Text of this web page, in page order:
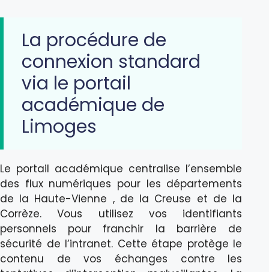
La procédure de
connexion standard
via le portail
académique de
Limoges
Le portail académique centralise l’ensemble
des flux numériques pour les départements
de la Haute-Vienne , de la Creuse et de la
Corrèze. Vous utilisez vos identifiants
personnels pour franchir la barrière de
sécurité de l’intranet. Cette étape protège le
contenu de vos échanges contre les